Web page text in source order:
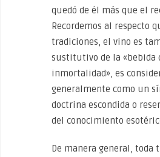
quedó de él más que el
Recordemos al respecto
tradiciones, el vino es
sustitutivo de la «bebida
inmortalidad», es
generalmente como un
doctrina escondida o
del conocimiento
De manera general, toda